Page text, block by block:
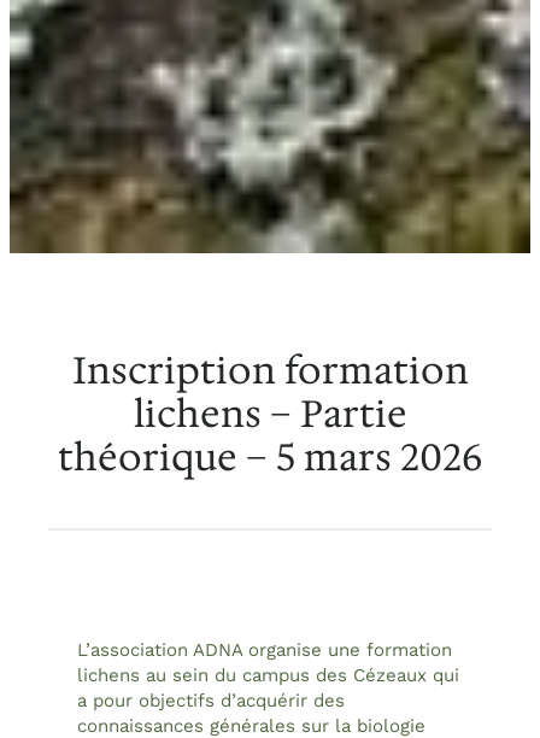
Inscription formation
lichens – Partie
théorique – 5 mars 2026
L’association ADNA organise une formation
lichens au sein du campus des Cézeaux qui
a pour objectifs d’acquérir des
connaissances générales sur la biologie